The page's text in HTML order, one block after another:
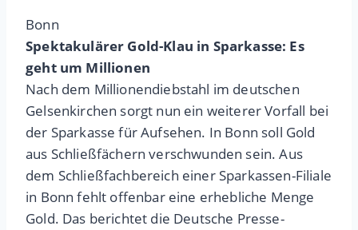
Bonn
Spektakulärer Gold-Klau in Sparkasse: Es
geht um Millionen
Nach dem Millionendiebstahl im deutschen
Gelsenkirchen sorgt nun ein weiterer Vorfall bei
der Sparkasse für Aufsehen. In Bonn soll Gold
aus Schließfächern verschwunden sein. Aus
dem Schließfachbereich einer Sparkassen-Filiale
in Bonn fehlt offenbar eine erhebliche Menge
Gold. Das berichtet die Deutsche Presse-